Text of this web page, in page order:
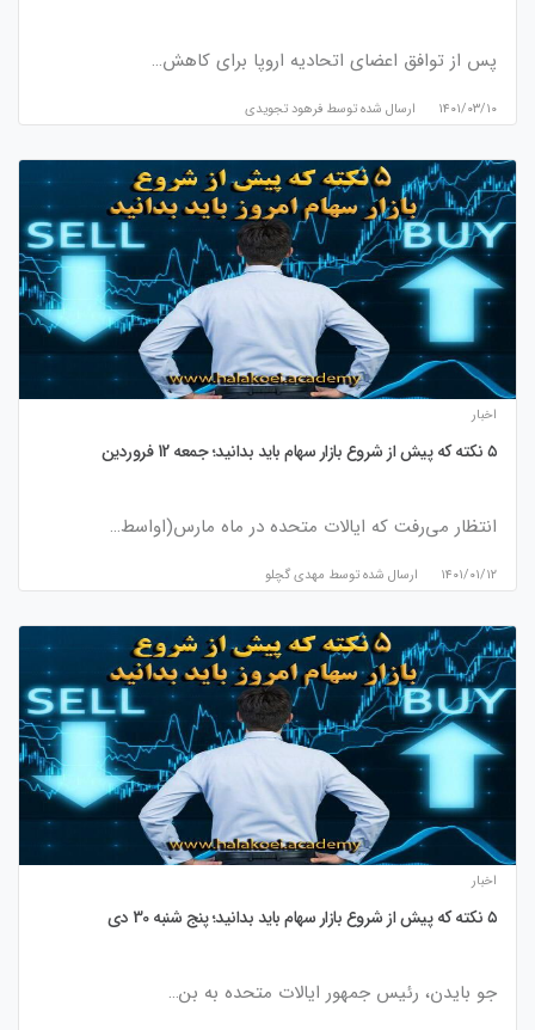
پس از توافق اعضای اتحادیه اروپا برای کاهش…
۱۴۰۱/۰۳/۱۰ ارسال شده توسط فرهود تجویدی
اخبار
۵ نکته که پیش از شروع بازار سهام باید بدانید؛ جمعه 12 فروردین
انتظار می‌رفت که ایالات متحده در ماه مارس(اواسط…
۱۴۰۱/۰۱/۱۲ ارسال شده توسط مهدی گچلو
اخبار
۵ نکته که پیش از شروع بازار سهام باید بدانید؛ پنج شنبه 30 دی
جو بایدن، رئیس جمهور ایالات متحده به بن…